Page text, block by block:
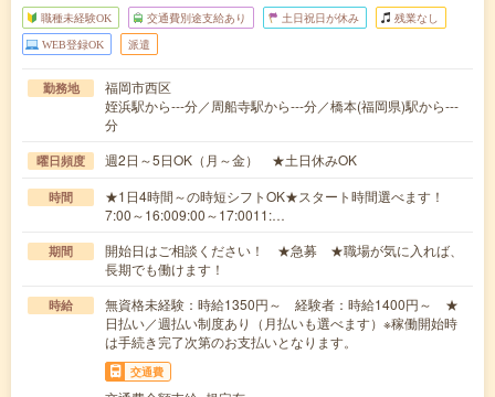
職種未経験OK 交通費別途支給あり 土日祝日が休み 残業なし
WEB登録OK 派遣
勤務地
福岡市西区
姪浜駅から---分／周船寺駅から---分／橋本(福岡県)駅から---
分
曜日頻度 週2日～5日OK（月～金） ★土日休みOK
時間
★1日4時間～の時短シフトOK★スタート時間選べます！
7:00～16:009:00～17:0011:…
期間
開始日はご相談ください！ ★急募 ★職場が気に入れば、
長期でも働けます！
時給
無資格未経験：時給1350円～ 経験者：時給1400円～ ★
日払い／週払い制度あり（月払いも選べます）※稼働開始時
は手続き完了次第のお支払いとなります。
交通費